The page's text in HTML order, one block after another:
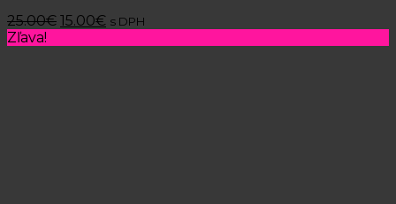
25.00€ 15.00€ s DPH
Zľava!